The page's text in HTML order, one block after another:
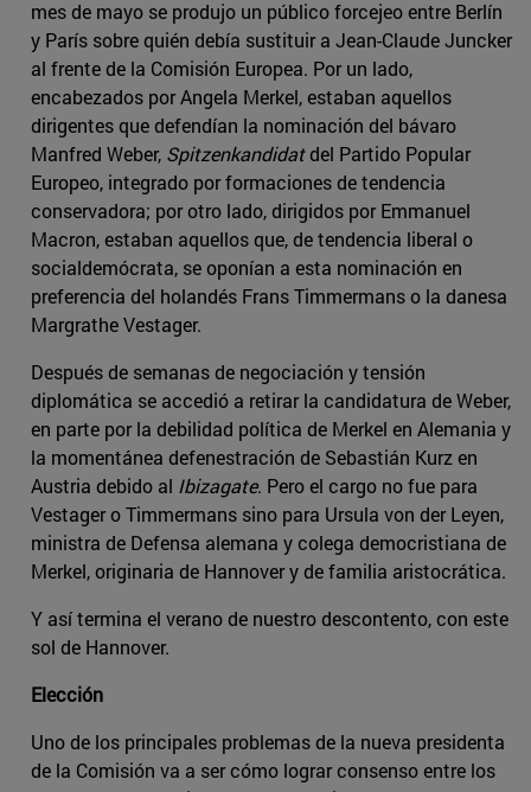
mes de mayo se produjo un público forcejeo entre Berlín
y París sobre quién debía sustituir a Jean-Claude Juncker
al frente de la Comisión Europea. Por un lado,
encabezados por Angela Merkel, estaban aquellos
dirigentes que defendían la nominación del bávaro
Manfred Weber, Spitzenkandidatdel Partido Popular
Europeo, integrado por formaciones de tendencia
conservadora; por otro lado, dirigidos por Emmanuel
Macron, estaban aquellos que, de tendencia liberal o
socialdemócrata, se oponían a esta nominación en
preferencia del holandés Frans Timmermans o la danesa
Margrathe Vestager.
Después de semanas de negociación y tensión
diplomática se accedió a retirar la candidatura de Weber,
en parte por la debilidad política de Merkel en Alemania y
la momentánea defenestración de Sebastián Kurz en
Austria debido al Ibizagate. Pero el cargo no fue para
Vestager o Timmermans sino para Ursula von der Leyen,
ministra de Defensa alemana y colega democristiana de
Merkel, originaria de Hannover y de familia aristocrática.
Y así termina el verano de nuestro descontento, con este
sol de Hannover.
Elección
Uno de los principales problemas de la nueva presidenta
de la Comisión va a ser cómo lograr consenso entre los